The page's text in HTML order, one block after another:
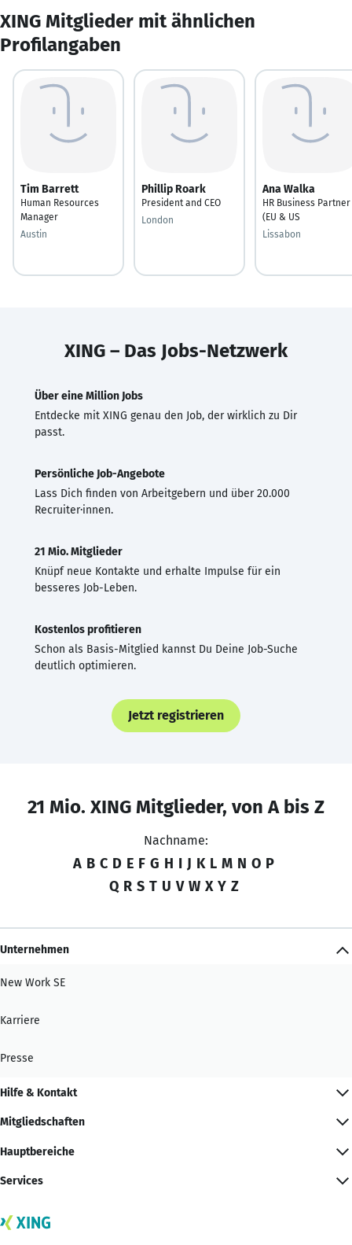
XING Mitglieder mit ähnlichen
Profilangaben
Tim Barrett
Human Resources
Manager
Austin
Phillip Roark
President and CEO
London
Ana Walka
HR Business Partner
(EU & US
Lissabon
XING – Das Jobs-Netzwerk
Über eine Million Jobs
Entdecke mit XING genau den Job, der wirklich zu Dir
passt.
Persönliche Job-Angebote
Lass Dich finden von Arbeitgebern und über 20.000
Recruiter·innen.
21 Mio. Mitglieder
Knüpf neue Kontakte und erhalte Impulse für ein
besseres Job-Leben.
Kostenlos profitieren
Schon als Basis-Mitglied kannst Du Deine Job-Suche
deutlich optimieren.
Jetzt registrieren
21 Mio. XING Mitglieder, von A bis Z
Nachname:
A B C D E F G H I J K L M N O P
Q R S T U V W X Y Z
Unternehmen
New Work SE
Karriere
Presse
Hilfe & Kontakt
Mitgliedschaften
Hauptbereiche
Services